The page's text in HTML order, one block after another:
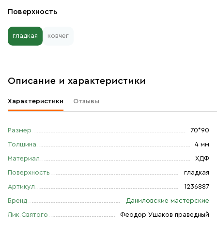
Поверхность
гладкая ковчег
Описание и характеристики
Характеристики Отзывы
Размер 70*90
Толщина 4 мм
Материал ХДФ
Поверхность гладкая
Артикул 1236887
Бренд Даниловские мастерские
Лик Святого Феодор Ушаков праведный